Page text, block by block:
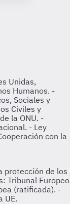
Unidas,
Humanos. -
Sociales y
Civiles y
la ONU. -
- Ley
con la
protección de los
Tribunal Europeo
(ratificada). -
UE.